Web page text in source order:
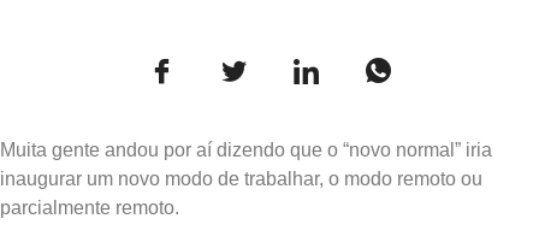
Muita gente andou por aí dizendo que o “novo normal” iria
inaugurar um novo modo de trabalhar, o modo remoto ou
parcialmente remoto.